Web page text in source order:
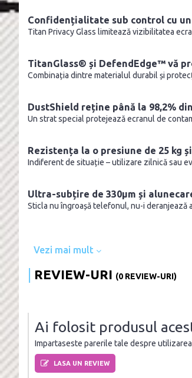
Confidențialitate sub control cu
Titan Privacy Glass limitează vizibilitatea
TitanGlass® și DefendEdge™ vă
Combinația dintre materialul durabil și
DustShield reține până la 98,2%
Un strat special protejează ecranul de
Rezistența la o presiune de 25 kg
Indiferent de situație – utilizare zilnică sau
Ultra-subțire de 330µm și
Sticla nu îngroașă telefonul, nu-i
Vezi mai mult
REVIEW-URI (0 REVIEW-URI)
Ai folosit produsul
Impartaseste parerile tale despre
LASA UN REVIEW